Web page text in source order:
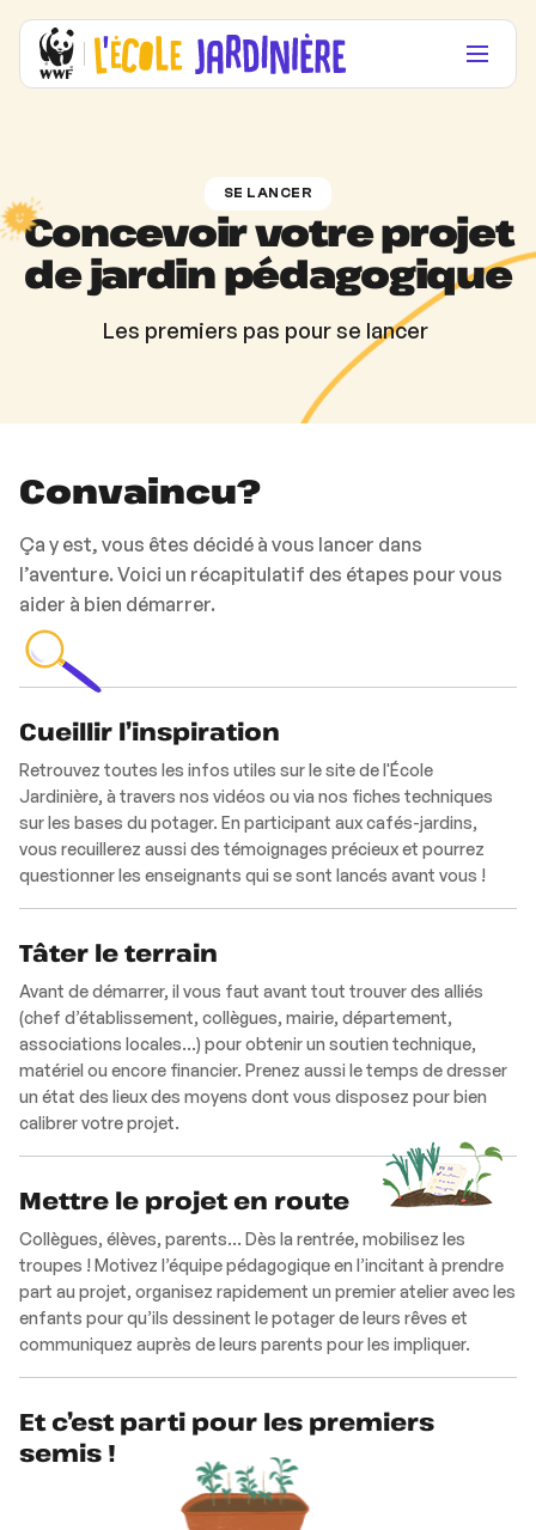
SE LANCER
Concevoirvotre projet
de jardin pédagogique
Les premiers pas pour se lancer
Convaincu?
Ça y est, vous êtes décidé à vous lancer dans
l’aventure. Voici un récapitulatif des étapes pour vous
aider à bien démarrer.
Cueillir l’inspiration
Retrouvez toutes les infos utiles sur le site de l'École
Jardinière, à travers nos vidéos ou via nos fiches techniques
sur les bases du potager. En participant aux cafés-jardins,
vous recuillerez aussi des témoignages précieux et pourrez
questionner les enseignants qui se sont lancés avant vous !
Tâter le terrain
Avant de démarrer, il vous faut avant tout trouver des alliés
(chef d’établissement, collègues, mairie, département,
associations locales…) pour obtenir un soutien technique,
matériel ou encore financier. Prenez aussi le temps de dresser
un état des lieux des moyens dont vous disposez pour bien
calibrer votre projet.
Mettre le projet en route
Collègues, élèves, parents… Dès la rentrée, mobilisez les
troupes ! Motivez l’équipe pédagogique en l’incitant à prendre
part au projet, organisez rapidement un premier atelier avec les
enfants pour qu’ils dessinent le potager de leurs rêves et
communiquez auprès de leurs parents pour les impliquer.
Et c’est parti pour les premiers
semis !